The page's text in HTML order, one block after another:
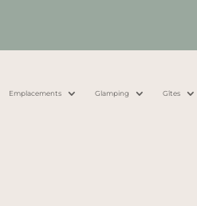
Emplacements Glamping Gîtes